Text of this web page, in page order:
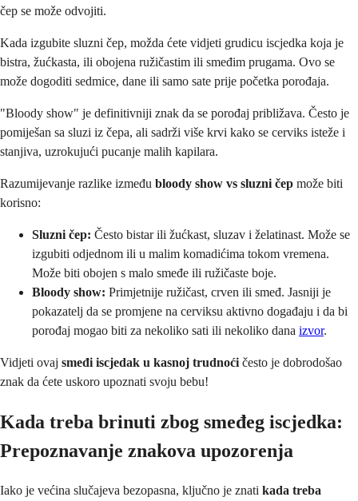
čep se može odvojiti.
Kada izgubite sluzni čep, možda ćete vidjeti grudicu iscjedka koja je
bistra, žućkasta, ili obojena ružičastim ili smeđim prugama. Ovo se
može dogoditi sedmice, dane ili samo sate prije početka porođaja.
"Bloody show" je definitivniji znak da se porođaj približava. Često je
pomiješan sa sluzi iz čepa, ali sadrži više krvi kako se cerviks isteže i
stanjiva, uzrokujući pucanje malih kapilara.
Razumijevanje razlike između bloody show vs sluzni čep može biti
korisno:
Sluzni čep: Često bistar ili žućkast, sluzav i želatinast. Može se
izgubiti odjednom ili u malim komadićima tokom vremena.
Može biti obojen s malo smeđe ili ružičaste boje.
Bloody show: Primjetnije ružičast, crven ili smeđ. Jasniji je
pokazatelj da se promjene na cerviksu aktivno događaju i da bi
porođaj mogao biti za nekoliko sati ili nekoliko dana izvor.
Vidjeti ovaj smeđi iscjedak u kasnoj trudnoći često je dobrodošao
znak da ćete uskoro upoznati svoju bebu!
Kada treba brinuti zbog smeđeg iscjedka:
Prepoznavanje znakova upozorenja
Iako je većina slučajeva bezopasna, ključno je znati kada treba